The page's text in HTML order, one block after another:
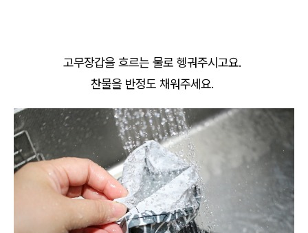
고무장갑을 흐르는 물로 헹궈주시고요.
찬물을 반정도 채워주세요.